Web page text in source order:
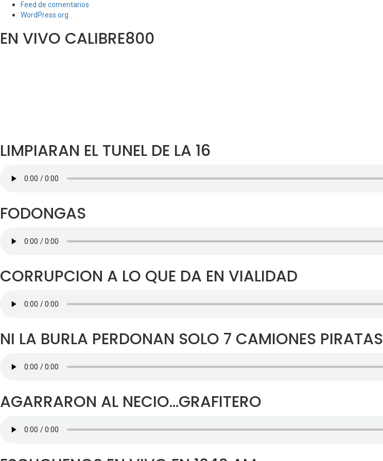
Feed de comentarios
WordPress.org
EN VIVO CALIBRE800
LIMPIARAN EL TUNEL DE LA 16
FODONGAS
CORRUPCION A LO QUE DA EN VIALIDAD
NI LA BURLA PERDONAN SOLO 7 CAMIONES PIRATAS
AGARRARON AL NECIO…GRAFITERO